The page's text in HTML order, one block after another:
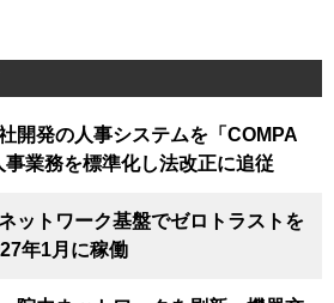
開発の人事システムを「COMPA
事業務を標準化し法改正に追従
ットワーク基盤でゼロトラストを
年1月に稼働